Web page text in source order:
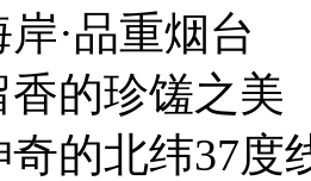
·品重烟台
的珍馐之美
的北纬37度